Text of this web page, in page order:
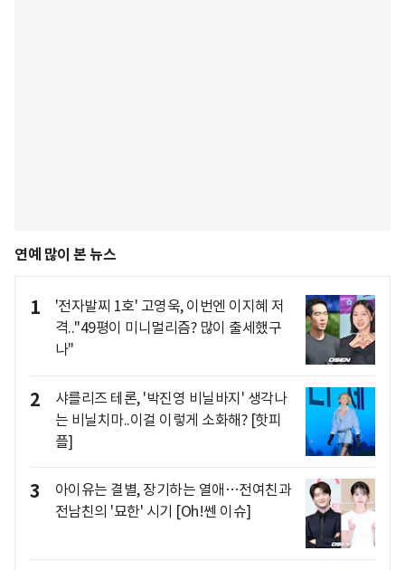
연예 많이 본 뉴스
1
'전자발찌 1호' 고영욱, 이번엔 이지혜 저
격.."49평이 미니멀리즘? 많이 출세했구
나"
2
샤를리즈 테론, '박진영 비닐바지' 생각나
는 비닐치마..이걸 이렇게 소화해? [핫피
플]
3
아이유는 결별, 장기하는 열애…전여친과
전남친의 '묘한' 시기 [Oh!쎈 이슈]